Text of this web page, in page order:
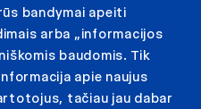
bandymai apeiti
arba „informacijos
baudomis. Tik
apie naujus
tačiau jau dabar